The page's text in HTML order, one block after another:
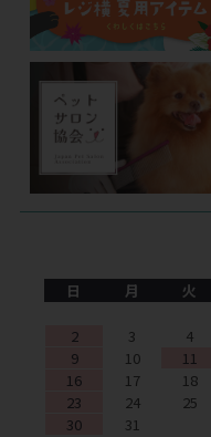
日
月 火
2
3 4
9
10 11
16
17 18
23
24 25
30
31